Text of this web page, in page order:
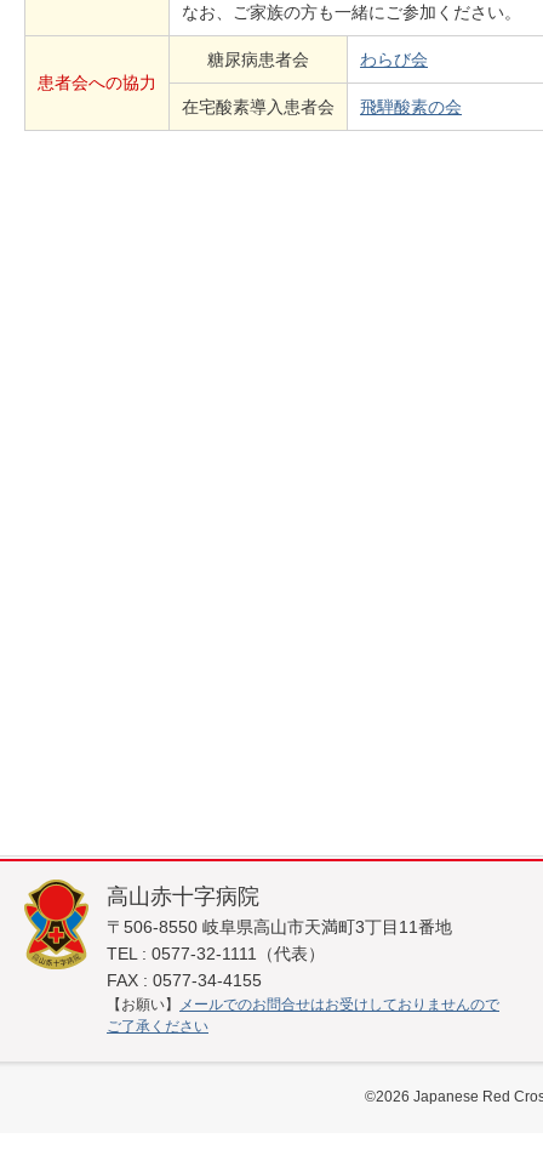
なお、ご家族の方も一緒にご参加ください。
患者会への協力
糖尿病患者会 わらび会
在宅酸素導入患者会 飛騨酸素の会
高山赤十字病院
〒506-8550 岐阜県高山市天満町3丁目11番地
TEL : 0577-32-1111（代表）
FAX : 0577-34-4155
【お願い】
メールでのお問合せはお受けしておりませんので
ご了承ください
©2026 Japanese Red